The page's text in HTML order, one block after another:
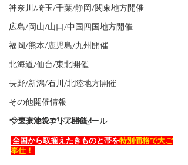
神奈川/埼玉/千葉/静岡/関東地方開催
広島/岡山/山口/中国四国地方開催
福岡/熊本/鹿児島/九州開催
北海道/仙台/東北開催
長野/新潟/石川/北陸地方開催
その他開催情報
ウエディングドレスセール
◇東京池袋エリア開催！
全国から取揃えたきものと帯を特別価格で大ご
奉仕！